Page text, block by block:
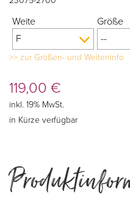
Weite Größe
>> zur Größen- und Weiteninfo
119,00 €
inkl. 19% MwSt.
in Kürze verfügbar